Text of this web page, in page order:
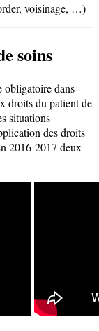
voisinage, …)
soins
obligatoire dans
droits du patient de
situations
des droits
2016-2017 deux